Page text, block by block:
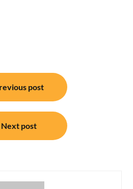
post
Next post